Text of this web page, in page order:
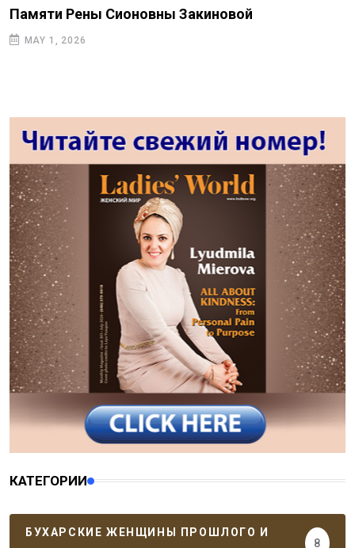
Миссия доброты: юбилей World of Women
Immigrants
КАТЕГОРИИ
БУХАРСКИЕ ЖЕНЩИНЫ ПРОШЛОГО И
8